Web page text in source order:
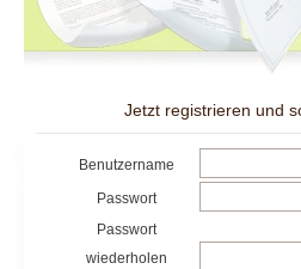
Jetzt registrieren und
Benutzername
Passwort
Passwort
wiederholen